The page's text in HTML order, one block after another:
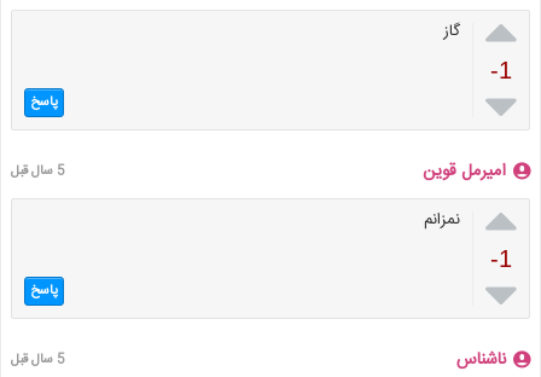

-1

گاز
پاسخ
امیرمل قوین 5 سال قبل

-1

نمزانم
پاسخ
ناشناس 5 سال قبل